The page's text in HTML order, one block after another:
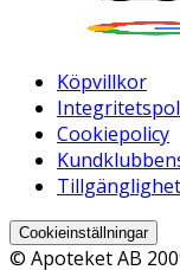
Köpvillkor
Cookiepolicy
Tillgänglighet
Cookieinställningar
© Apoteket AB